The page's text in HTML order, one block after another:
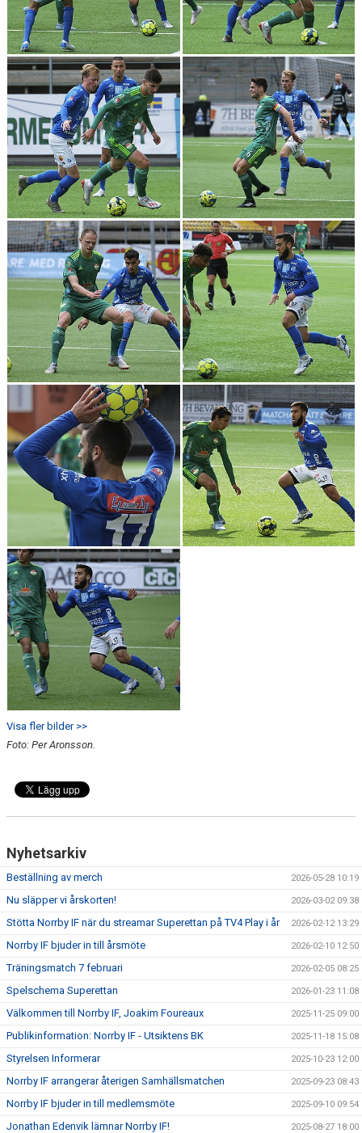
MATCHER
NÄRA NORRBY
VÄRDEGRUND
Visa fler bilder >>
Foto: Per Aronsson.
Nyhetsarkiv
Beställning av merch 2026-05-28 10:19
Nu släpper vi årskorten! 2026-03-02 09:38
Stötta Norrby IF när du streamar Superettan på TV4 Play i år 2026-02-12 13:29
Norrby IF bjuder in till årsmöte 2026-02-10 12:50
Träningsmatch 7 februari 2026-02-05 08:25
Spelschema Superettan 2026-01-23 11:08
Välkommen till Norrby IF, Joakim Foureaux 2025-11-25 09:00
Publikinformation: Norrby IF - Utsiktens BK 2025-11-18 15:08
Styrelsen Informerar 2025-10-23 12:00
Norrby IF arrangerar återigen Samhällsmatchen 2025-09-23 08:43
Norrby IF bjuder in till medlemsmöte 2025-09-10 09:54
Jonathan Edenvik lämnar Norrby IF! 2025-08-27 18:00